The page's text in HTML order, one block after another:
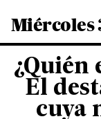
Miércoles
¿Quién
El
cuya